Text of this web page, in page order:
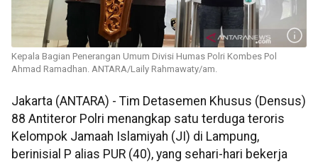
Kepala Bagian Penerangan Umum Divisi Humas Polri Kombes Pol
Ahmad Ramadhan. ANTARA/Laily Rahmawaty/am.
Jakarta (ANTARA) - Tim Detasemen Khusus (Densus)
88 Antiteror Polri menangkap satu terduga teroris
Kelompok Jamaah Islamiyah (JI) di Lampung,
berinisial P alias PUR (40), yang sehari-hari bekerja